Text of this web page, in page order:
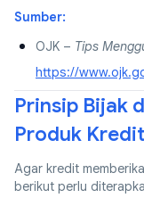
Sumber:
OJK – Tips
https://
Prinsip Bijak
Produk Kredit
Agar kredit
berikut perlu